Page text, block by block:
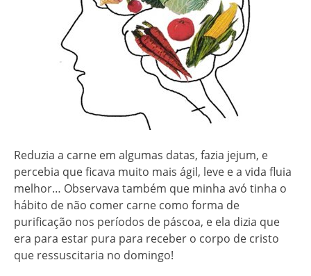
Reduzia a carne em algumas datas, fazia jejum, e
percebia que ficava muito mais ágil, leve e a vida fluia
melhor… Observava também que minha avó tinha o
hábito de não comer carne como forma de
purificação nos períodos de páscoa, e ela dizia que
era para estar pura para receber o corpo de cristo
que ressuscitaria no domingo!